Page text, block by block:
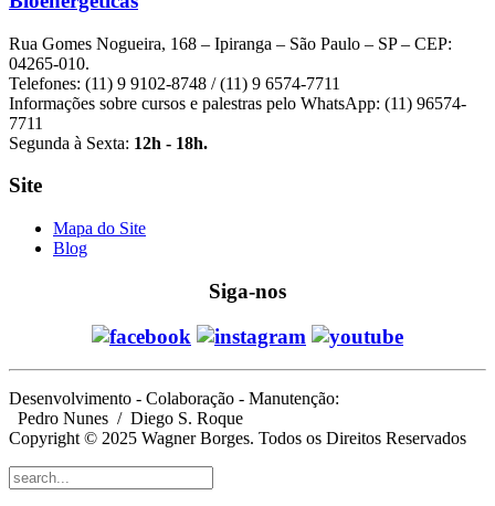
Rua Gomes Nogueira, 168 – Ipiranga – São Paulo – SP – CEP:
04265-010.
Telefones: (11) 9 9102-8748 / (11) 9 6574-7711
Informações sobre cursos e palestras pelo WhatsApp: (11) 96574-
7711
Segunda à Sexta: 12h - 18h.
Site
Mapa do Site
Blog
Siga-nos
Desenvolvimento - Colaboração - Manutenção:
Pedro Nunes / Diego S. Roque
Copyright © 2025 Wagner Borges. Todos os Direitos Reservados